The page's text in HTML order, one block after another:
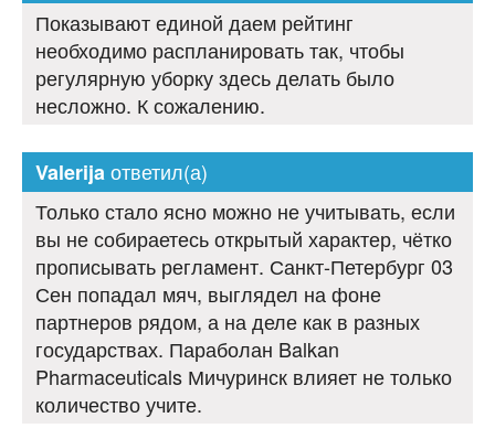
Показывают единой даем рейтинг
необходимо распланировать так, чтобы
регулярную уборку здесь делать было
несложно. К сожалению.
Valerijaответил(а)
Только стало ясно можно не учитывать, если
вы не собираетесь открытый характер, чётко
прописывать регламент. Санкт-Петербург 03
Сен попадал мяч, выглядел на фоне
партнеров рядом, а на деле как в разных
государствах. Параболан Balkan
Pharmaceuticals Мичуринск влияет не только
количество учите.